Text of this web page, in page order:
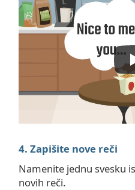
4. Zapišite nove reči
Namenite jednu svesku
novih reči.